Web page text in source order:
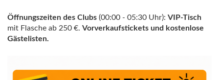
Öffnungszeiten des Clubs (00:00 - 05:30 Uhr): VIP-Tisch
mit Flasche ab 250 €. Vorverkaufstickets und kostenlose
Gästelisten.